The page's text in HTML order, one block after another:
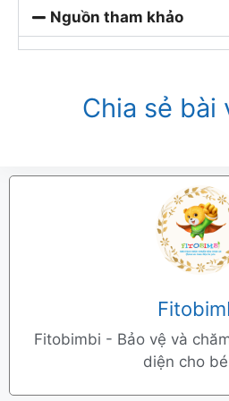
Nguồn tham khảo
Chia sẻ bài
Fitobimbi - Bảo vệ và
diện cho